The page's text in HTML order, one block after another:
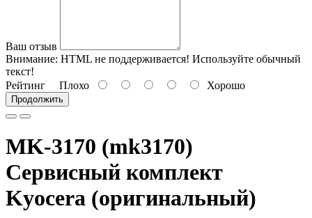
Ваш отзыв
Внимание: HTML не поддерживается! Используйте обычный
текст!
Рейтинг Плохо Хорошо
Продолжить
MK-3170 (mk3170)
Сервисный комплект
Kyocera (оригинальный)